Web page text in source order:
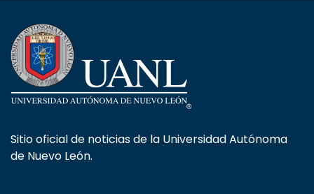
Sitio oficial de noticias de la Universidad Autónoma
de Nuevo León.